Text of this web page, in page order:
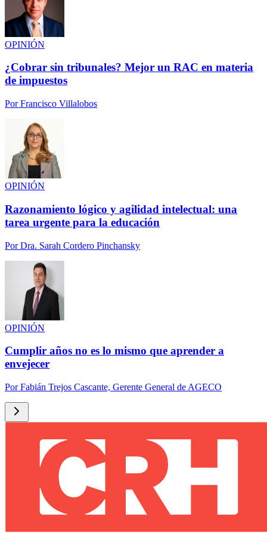
OPINIÓN
¿Cobrar sin tribunales? Mejor un RAC en materia
de impuestos
PorFrancisco Villalobos
OPINIÓN
Razonamiento lógico y agilidad intelectual: una
tarea urgente para la educación
PorDra. Sarah Cordero Pinchansky
OPINIÓN
Cumplir años no es lo mismo que aprender a
envejecer
PorFabián Trejos Cascante, Gerente General de AGECO